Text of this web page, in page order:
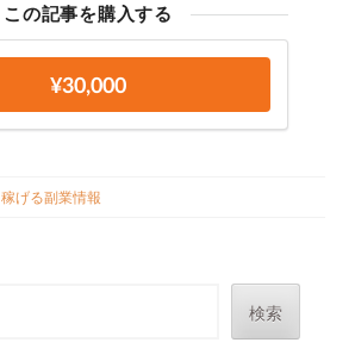
この記事を購入する
¥30,000
稼げる副業情報
検索